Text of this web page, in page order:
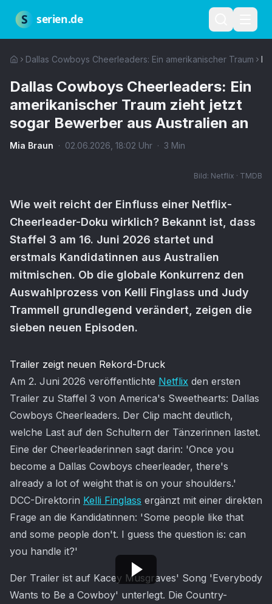
S serien.de
Dallas Cowboys Cheerleaders: Ein amerikanischer Traum
Dallas Cowboys Cheerleaders: Ein
amerikanischer Traum zieht jetzt
sogar Bewerber aus Australien an
Mia Braun · 02.06.2026 18:02 Uhr · 3 Min
Bild: Netflix · TMDB
Wie weit reicht der Einfluss einer Netflix-
Cheerleader-Doku wirklich? Bekannt ist, dass
Staffel 3 am 16. Juni 2026 startet und
erstmals Kandidatinnen aus Australien
mitmischen. Ob die globale Konkurrenz den
Auswahlprozess von Kelli Finglass und Judy
Trammell grundlegend verändert, zeigen die
sieben neuen Episoden.
Artikel-Inhalt
Trailer zeigt neuen Rekord-Druck
Am 2. Juni 2026 veröffentlichte Netflix den ersten
Trailer zu Staffel 3 von America's Sweethearts: Dallas
Cowboys Cheerleaders. Der Clip macht deutlich,
welche Last auf den Schultern der Tänzerinnen lastet.
Eine der Cheerleaderinnen sagt darin: 'Once you
become a Dallas Cowboys cheerleader, there's
already a lot of weight that is on your shoulders.'
DCC-Direktorin Kelli Finglass ergänzt mit einer direkten
Frage an die Kandidatinnen: 'Some people like that
and some people don't. I guess the question is: can
you handle it?'
Der Trailer ist auf Kacey Musgraves' Song 'Everybody
Wants to Be a Cowboy' unterlegt. Die Country-
Nutzungsbedingungen